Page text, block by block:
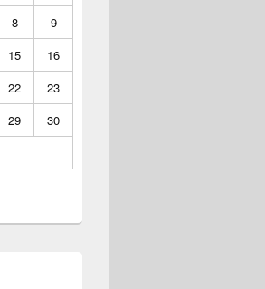
8
9
15
16
22
23
29
30